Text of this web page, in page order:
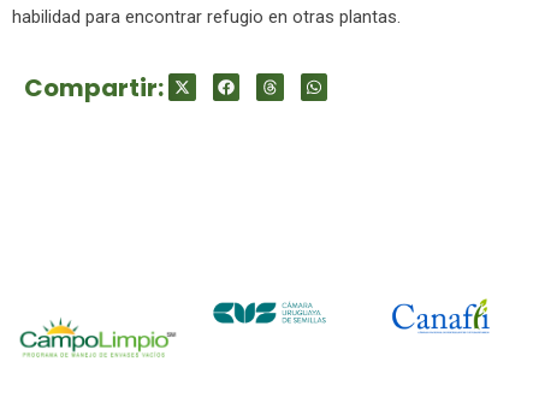
habilidad para encontrar refugio en otras plantas.
Compartir: